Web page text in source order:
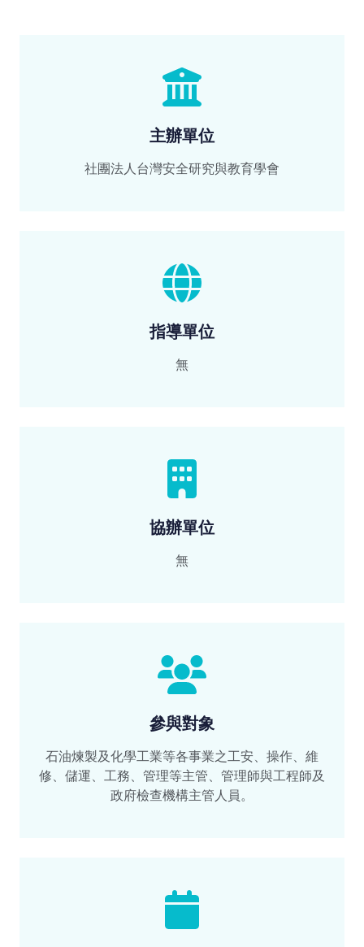
主辦單位
社團法人台灣安全研究與教育學會
指導單位
無
協辦單位
無
參與對象
石油煉製及化學工業等各事業之工安、操作、維
修、儲運、工務、管理等主管、管理師與工程師及
政府檢查機構主管人員。